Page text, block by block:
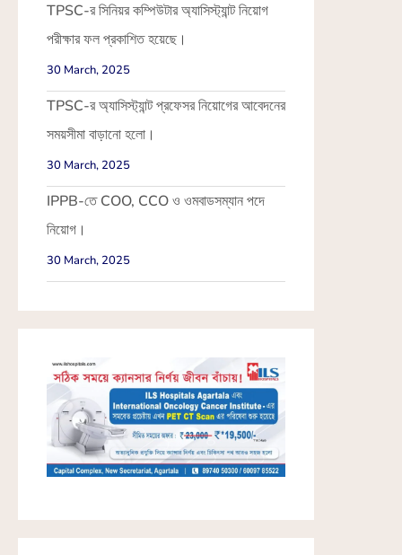
TPSC-র সিনিয়র কম্পিউটার অ্যাসিস্ট্যান্ট নিয়োগ
পরীক্ষার ফল প্রকাশিত হয়েছে।
30 March, 2025
TPSC-র অ্যাসিস্ট্যান্ট প্রফেসর নিয়োগের আবেদনের
সময়সীমা বাড়ানো হলো।
30 March, 2025
IPPB-তে COO, CCO ও ওমবাডসম্যান পদে
নিয়োগ।
30 March, 2025